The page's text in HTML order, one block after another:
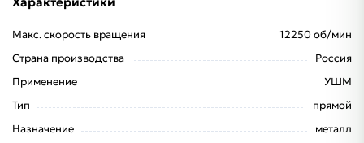
Макс. скорость вращения
12250 об/мин
Страна производства
Россия
Применение
УШМ
Тип
прямой
Назначение
металл